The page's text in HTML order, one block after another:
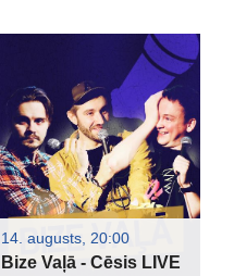
14. augusts, 20:00
Bize Vaļā - Cēsis LIVE